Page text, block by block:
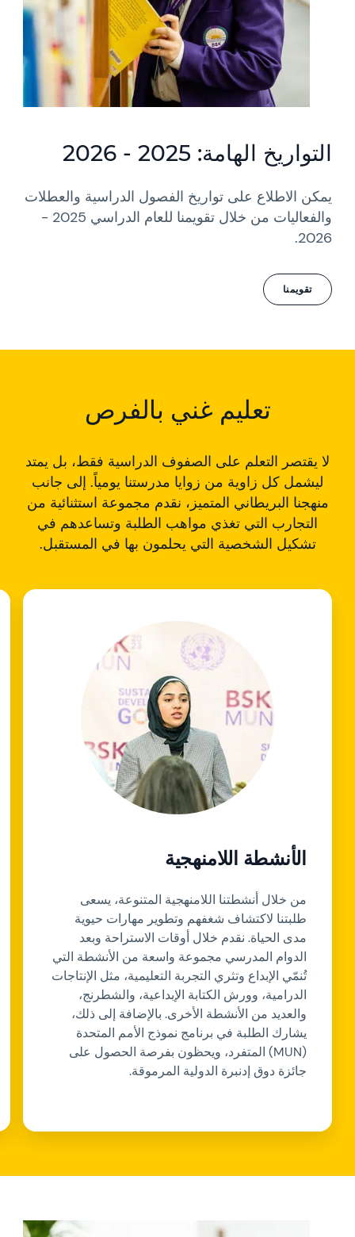
التواريخ الهامة: 2025 - 2026
يمكن الاطلاع على تواريخ الفصول الدراسية والعطلات
والفعاليات من خلال تقويمنا للعام الدراسي 2025 -
2026.
تقويمنا
تعليم غني بالفرص
لا يقتصر التعلم على الصفوف الدراسية فقط، بل يمتد
ليشمل كل زاوية من زوايا مدرستنا يومياً. إلى جانب
منهجنا البريطاني المتميز، نقدم مجموعة استثنائية من
التجارب التي تغذي مواهب الطلبة وتساعدهم في
تشكيل الشخصية التي يحلمون بها في المستقبل.
الأنشطة اللامنهجية
من خلال أنشطتنا اللامنهجية المتنوعة، يسعى
طلبتنا لاكتشاف شغفهم وتطوير مهارات حيوية
مدى الحياة. نقدم خلال أوقات الاستراحة وبعد
الدوام المدرسي مجموعة واسعة من الأنشطة التي
تُنمّي الإبداع وتثري التجربة التعليمية، مثل الإنتاجات
الدرامية، وورش الكتابة الإبداعية، والشطرنج،
والعديد من الأنشطة الأخرى. بالإضافة إلى ذلك،
يشارك الطلبة في برنامج نموذج الأمم المتحدة
(MUN) المتفرد، ويحظون بفرصة الحصول على
جائزة دوق إدنبرة الدولية المرموقة.